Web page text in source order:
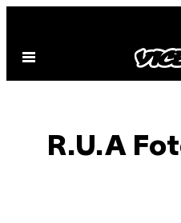
content
Open
R.U.A